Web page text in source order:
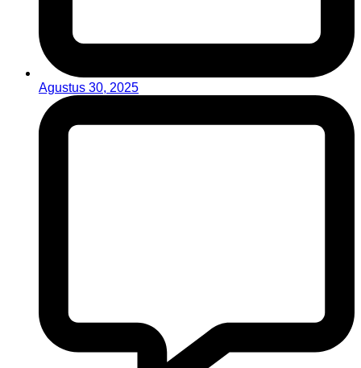
Agustus 30, 2025